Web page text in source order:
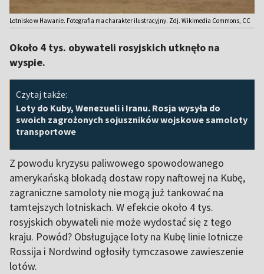
Lotnisko w Hawanie. Fotografia ma charakter ilustracyjny. Zdj. Wikimedia Commons, CC
Około 4 tys. obywateli rosyjskich utknęło na
wyspie.
Czytaj także:
Loty do Kuby, Wenezueli i Iranu. Rosja wysyła do
swoich zagrożonych sojuszników wojskowe samoloty
transportowe
Z powodu kryzysu paliwowego spowodowanego
amerykańską blokadą dostaw ropy naftowej na Kubę,
zagraniczne samoloty nie mogą już tankować na
tamtejszych lotniskach. W efekcie około 4 tys.
rosyjskich obywateli nie może wydostać się z tego
kraju. Powód? Obsługujące loty na Kubę linie lotnicze
Rossija i Nordwind ogłosiły tymczasowe zawieszenie
lotów.